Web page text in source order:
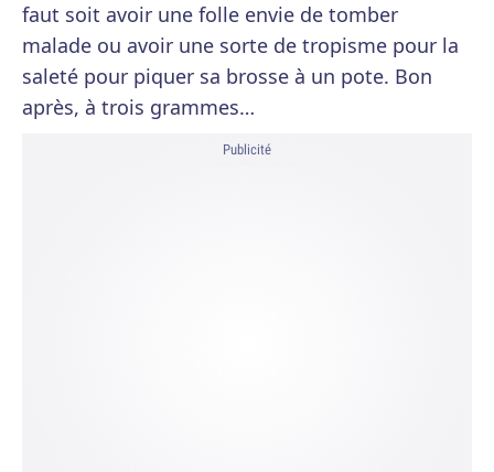
faut soit avoir une folle envie de tomber
malade ou avoir une sorte de tropisme pour la
saleté pour piquer sa brosse à un pote. Bon
après, à trois grammes…
Publicité